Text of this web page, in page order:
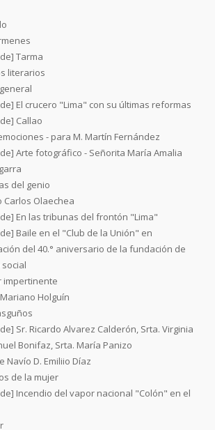
Tarma
literarios
El crucero "Lima" con su últimas reformas
Callao
- para M. Martín Fernández
Arte fotográfico - Señorita María Amalia
del genio
Carlos Olaechea
En las tribunas del frontón "Lima"
Baile en el "Club de la Unión" en
del 40.° aniversario de la fundación de
impertinente
Holguín
Sr. Ricardo Alvarez Calderón, Srta. Virginia
Bonifaz, Srta. María Panizo
Navío D. Emiliio Díaz
de la mujer
Incendio del vapor nacional "Colón" en el